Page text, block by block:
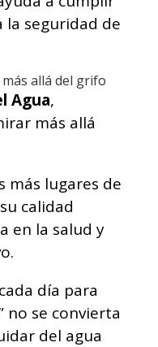
la seguridad de
allá del grifo
Agua,
más allá
más lugares de
calidad
en la salud y
día para
no se convierta
del agua